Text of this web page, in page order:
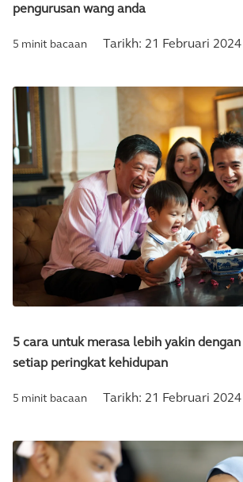
pengurusan wang anda
5 minit bacaan Tarikh: 21 Februari 2024
5 cara untuk merasa lebih yakin
setiap peringkat kehidupan
5 minit bacaan Tarikh: 21 Februari 2024